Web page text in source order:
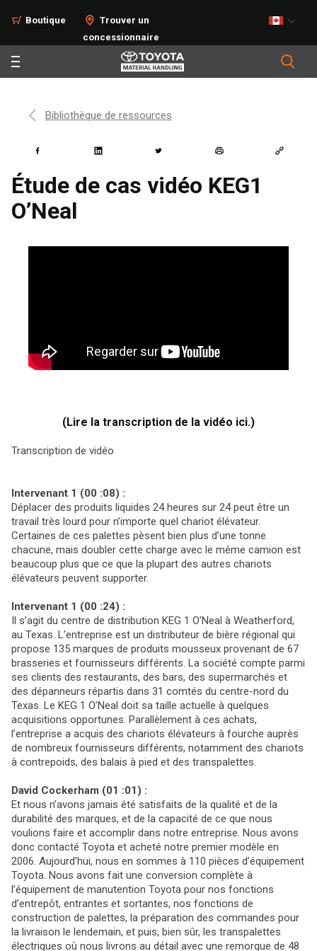
Boutique
Trouver un
concessionnaire
Bibliothèque de ressources
Étude de cas vidéo KEG1
O’Neal
(Lire la transcription de la vidéo ici.)
Transcription de vidéo
Intervenant 1 (00 :08) :
Déplacer des produits liquides 24 heures sur 24 peut être un
travail très lourd pour n’importe quel chariot élévateur.
Certaines de ces palettes pèsent bien plus d’une tonne
chacune, mais doubler cette charge avec le même camion est
beaucoup plus que ce que la plupart des autres chariots
élévateurs peuvent supporter.
Intervenant 1 (00 :24) :
Il s’agit du centre de distribution KEG 1 O’Neal à Weatherford,
au Texas. L’entreprise est un distributeur de bière régional qui
propose 135 marques de produits mousseux provenant de 67
brasseries et fournisseurs différents. La société compte parmi
ses clients des restaurants, des bars, des supermarchés et
des dépanneurs répartis dans 31 comtés du centre-nord du
Texas. Le KEG 1 O’Neal doit sa taille actuelle à quelques
acquisitions opportunes. Parallèlement à ces achats,
l’entreprise a acquis des chariots élévateurs à fourche auprès
de nombreux fournisseurs différents, notamment des chariots
à contrepoids, des balais à pied et des transpalettes.
David Cockerham (01 :01) :
Et nous n’avons jamais été satisfaits de la qualité et de la
durabilité des marques, et de la capacité de ce que nous
voulions faire et accomplir dans notre entreprise. Nous avons
donc contacté Toyota et acheté notre premier modèle en
2006. Aujourd’hui, nous en sommes à 110 pièces d’équipement
Toyota. Nous avons fait une conversion complète à
l’équipement de manutention Toyota pour nos fonctions
d’entrepôt, entrantes et sortantes, nos fonctions de
construction de palettes, la préparation des commandes pour
la livraison le lendemain, et puis, bien sûr, les transpalettes
électriques où nous livrons au détail avec une remorque de 48